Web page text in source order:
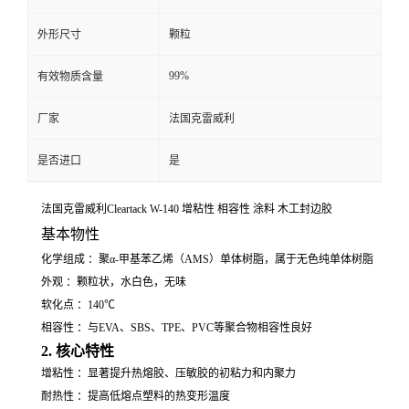
外形尺寸 颗粒
有效物质含量 99%
厂家 法国克雷威利
是否进口 是
法国克雷威利Cleartack W-140 增粘性 相容性 涂料 木工封边胶
基本物性
化学组成 ：聚α-甲基苯乙烯（AMS）单体树脂，属于无色纯单体树脂
外观 ：颗粒状，水白色，无味
软化点 ：140℃
相容性 ：与EVA、SBS、TPE、PVC等聚合物相容性良好
2. 核心特性
增粘性 ：显著提升热熔胶、压敏胶的初粘力和内聚力
耐热性 ：提高低熔点塑料的热变形温度